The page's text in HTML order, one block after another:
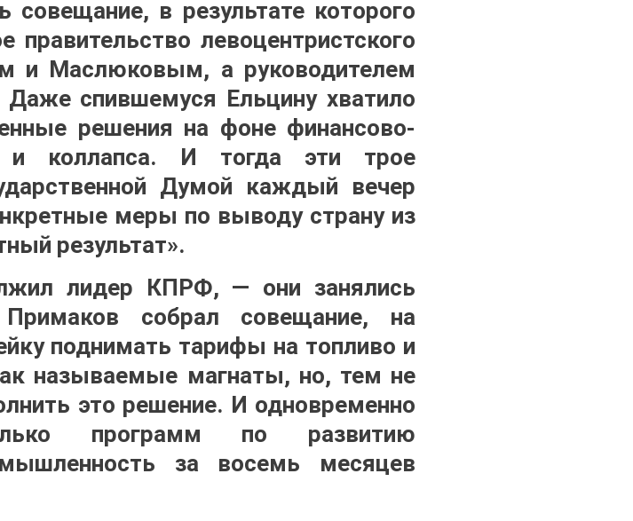
в результате которого
правительство левоцентристского
и Маслюковым, а руководителем
спившемуся Ельцину хватило
решения на фоне финансово-
и коллапса. И тогда эти трое
Думой каждый вечер
меры по выводу страну из
результат».
лидер КПРФ, — они занялись
собрал совещание, на
поднимать тарифы на топливо и
называемые магнаты, но, тем не
это решение. И одновременно
программ по развитию
за восемь месяцев